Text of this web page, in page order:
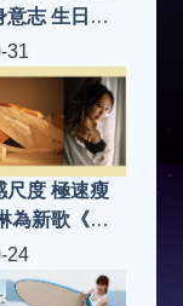
意志 生日與
31
尺度 極速瘦
為新歌《二
入行以來最
24